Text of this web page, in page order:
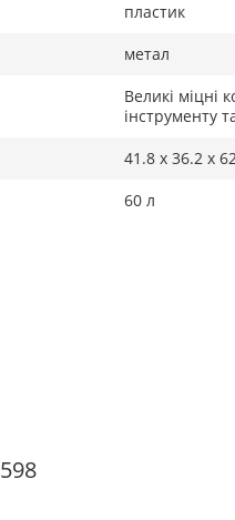
пластик
метал
Великі міцні
інструменту
41.8 х 36.2 х
60 л